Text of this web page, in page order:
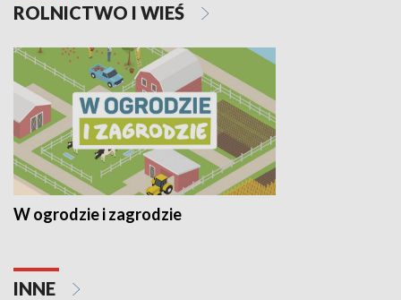
ROLNICTWO I WIEŚ
W ogrodzie i zagrodzie
INNE